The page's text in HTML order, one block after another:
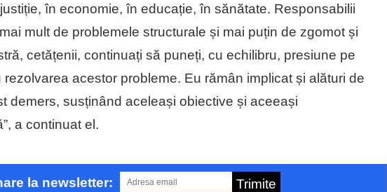
în economie, în educație, în sănătate. Responsabilii
mult de problemele structurale și mai puțin de zgomot și
cetǎțenii, continuați să puneți, cu echilibru, presiune pe
acestor probleme. Eu rămân implicat și alături de
demers, susținând aceleași obiective și aceeași
a continuat el.
la newsletter: Trimite